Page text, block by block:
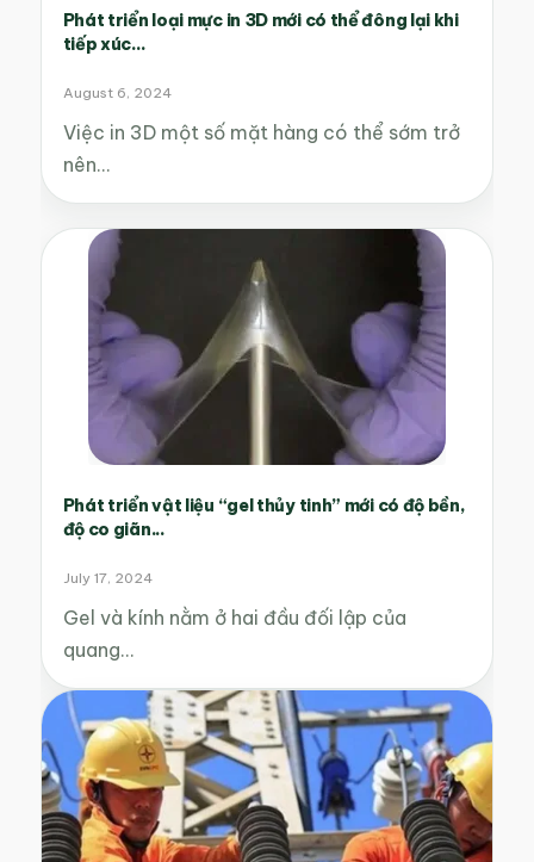
Phát triển loại mực in 3D mới có thể đông lại khi
tiếp xúc...
August 6, 2024
Việc in 3D một số mặt hàng có thể sớm trở
nên…
Phát triển vật liệu “gel thủy tinh” mới có độ bền,
độ co giãn...
July 17, 2024
Gel và kính nằm ở hai đầu đối lập của
quang…